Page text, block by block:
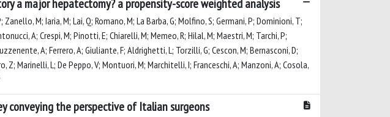
a major hepatectomy? a propensity-score weighted analysis
M; Iaria, M; Lai, Q; Romano, M; La Barba, G; Molfino, S; Germani, P; Dominioni, T;
A; Crespi, M; Pinotti, E; Chiarelli, M; Memeo, R; Hilal, M; Maestri, M; Tarchi, P;
A; Ferrero, A; Giuliante, F; Aldrighetti, L; Torzilli, G; Cescon, M; Bernasconi, D;
Z; Marinelli, L; De Peppo, V; Montuori, M; Marchitelli, I; Franceschi, A; Manzoni, A; Cosola,
conveying the perspective of Italian surgeons